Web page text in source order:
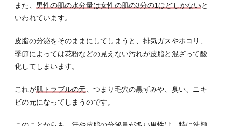
高コ
スパ
由
3.1
配合
が天
然由
来で
また、 男性の肌の水分量は女性の肌の3分の1ほどしかないと
いわれています。
皮脂の分泌をそのままにしてしまうと、排気ガスやホコリ、
季節によっては花粉などの見えない汚れが皮脂と混ざって酸
化してしまいます。
これが肌トラブルの元 、つまり毛穴の黒ずみや、臭い、ニキ
ビの元になってしまうのです。